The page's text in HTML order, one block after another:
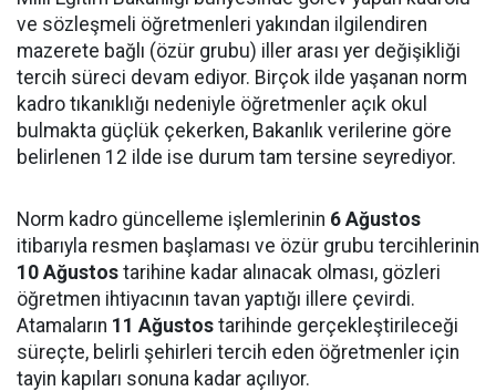
ve sözleşmeli öğretmenleri yakından ilgilendiren
mazerete bağlı (özür grubu) iller arası yer değişikliği
tercih süreci devam ediyor. Birçok ilde yaşanan norm
kadro tıkanıklığı nedeniyle öğretmenler açık okul
bulmakta güçlük çekerken, Bakanlık verilerine göre
belirlenen 12 ilde ise durum tam tersine seyrediyor.
Norm kadro güncelleme işlemlerinin 6 Ağustos
itibarıyla resmen başlaması ve özür grubu tercihlerinin
10 Ağustos tarihine kadar alınacak olması, gözleri
öğretmen ihtiyacının tavan yaptığı illere çevirdi.
Atamaların 11 Ağustos tarihinde gerçekleştirileceği
süreçte, belirli şehirleri tercih eden öğretmenler için
tayin kapıları sonuna kadar açılıyor.